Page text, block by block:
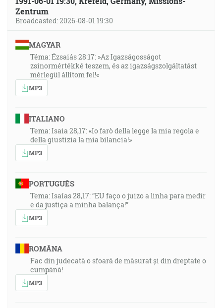
Zentrum
Broadcasted: 2026-08-01 19:30
MAGYAR
Téma: Ézsaiás 28:17: »Az Igazságosságot
zsinormértékké teszem, és az igazságszolgáltatást
mérlegül állítom fel!«
MP3
ITALIANO
Tema: Isaia 28,17: «Io farò della legge la mia regola e
della giustizia la mia bilancia!»
MP3
PORTUGUÊS
Tema: Isaías 28,17: “EU faço o juizo a linha para medir
e da justiça a minha balança!”
MP3
ROMÂNA
Fac din judecată o sfoară de măsurat și din dreptate o
cumpănă!
MP3